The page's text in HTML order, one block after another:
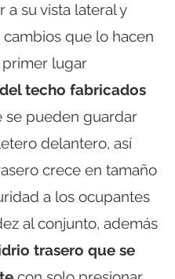
su vista lateral y
que lo hacen
primer lugar
techo fabricados
se pueden guardar
delantero, así
crece en tamaño
a los ocupantes
al conjunto, además
trasero que se